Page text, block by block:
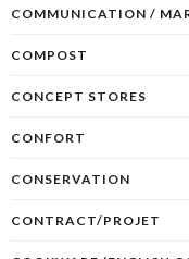
COMMUNICATION /
COMPOST
CONCEPT STORES
CONFORT
CONSERVATION
CONTRACT/PROJET